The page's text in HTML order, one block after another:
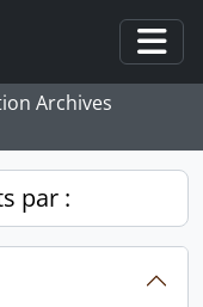
Archives
par :